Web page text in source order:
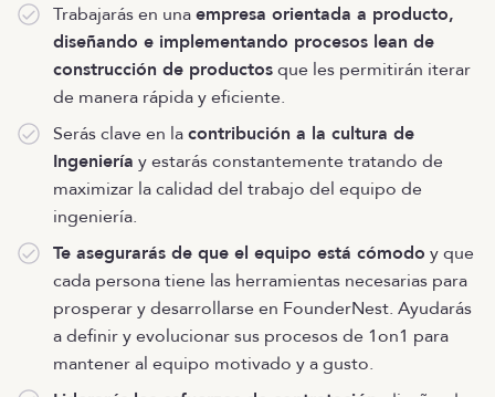
Trabajarás en unaempresa orientada a producto,
diseñando e implementando procesos lean de
construcción de productosque les permitirán iterar
de manera rápida y eficiente.
Serás clave en lacontribución a la cultura de
Ingeniería y estarás constantemente tratando de
maximizar la calidad del trabajo del equipo de
ingeniería.
Te asegurarás de que el equipo está cómodo y que
cada persona tiene las herramientas necesarias para
prosperar y desarrollarse en FounderNest. Ayudarás
a definir y evolucionar sus procesos de 1on1 para
mantener al equipo motivado y a gusto.